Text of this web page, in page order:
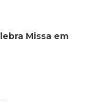
Missa em